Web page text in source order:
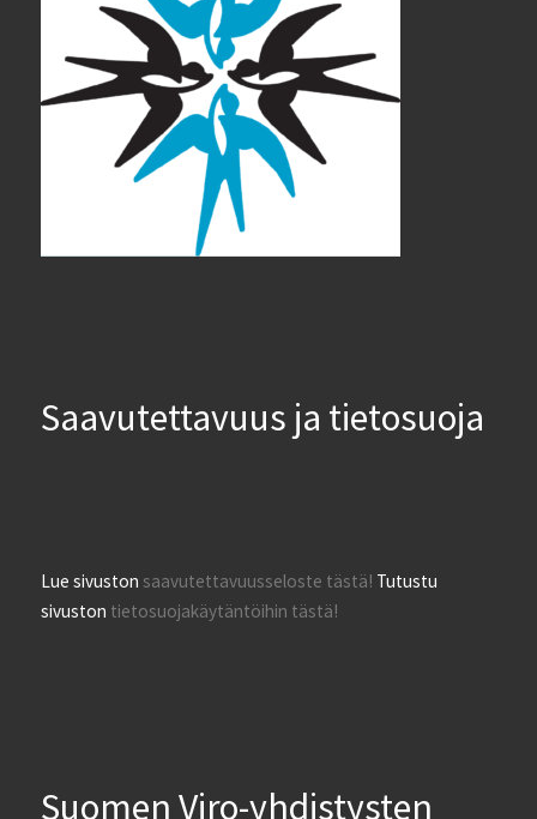
Saavutettavuus ja tietosuoja
Lue sivustonsaavutettavuusseloste tästä! Tutustu
sivuston tietosuojakäytäntöihin tästä!
Suomen Viro-yhdistysten